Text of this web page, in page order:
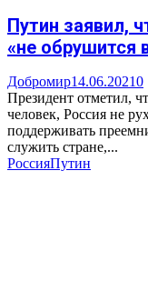
Путин заявил,
«не обрушится
Добромир14.06.20210
Президент отметил,
человек, Россия не
поддерживать
служить стране,...
РоссияПутин